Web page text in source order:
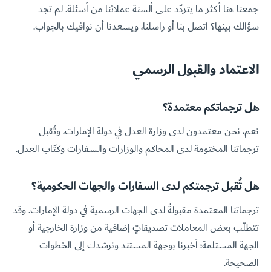
جمعنا هنا أكثر ما يتردّد على ألسنة عملائنا من أسئلة. لم تجد
سؤالك بينها؟ اتصل بنا أو راسلنا، ويسعدنا أن نوافيك بالجواب.
الاعتماد والقبول الرسمي
هل ترجماتكم معتمدة؟
نعم، نحن معتمدون لدى وزارة العدل في دولة الإمارات، وتُقبل
ترجماتنا المختومة لدى المحاكم والوزارات والسفارات وكتّاب العدل.
هل تُقبل ترجمتكم لدى السفارات والجهات الحكومية؟
ترجماتنا المعتمدة مقبولةٌ لدى الجهات الرسمية في دولة الإمارات. وقد
تتطلّب بعض المعاملات تصديقاتٍ إضافية من وزارة الخارجية أو
الجهة المستلمة؛ أخبرنا بوجهة المستند ونرشدك إلى الخطوات
الصحيحة.